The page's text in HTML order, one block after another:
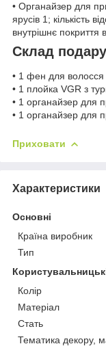
• Органайзер для
ярусів 1; кількість
внутрішнє покриття
Склад
• 1 фен для волосся
• 1 плойка VGR з
• 1 органайзер для
• 1 органайзер для
Приховати
Характеристики
Основні
Країна виробник
Тип
Колір
Матеріал
Стать
Тематика декору,